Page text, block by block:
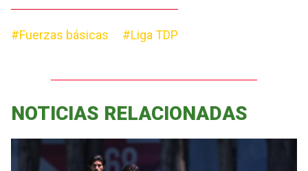
#Fuerzas básicas #Liga TDP
NOTICIAS RELACIONADAS